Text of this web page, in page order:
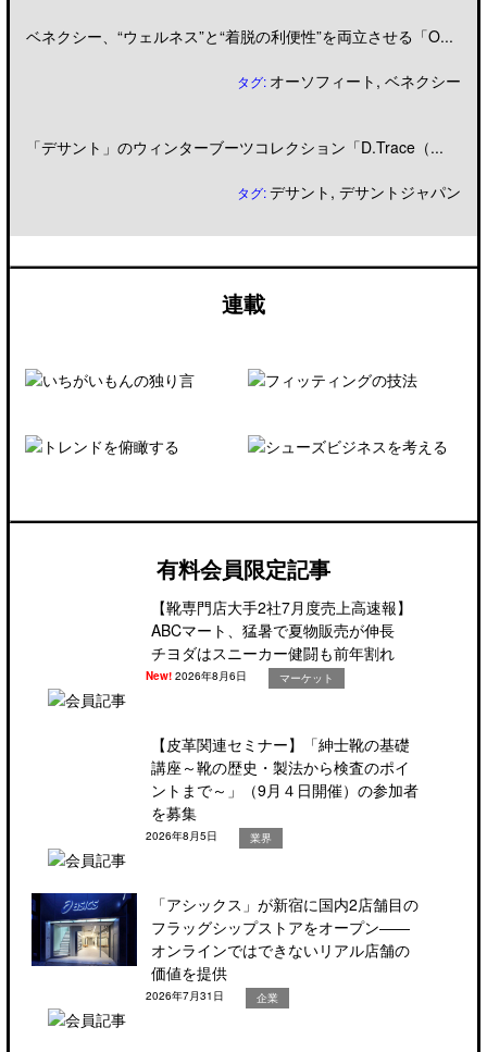
ベネクシー、“ウェルネス”と“着脱の利便性”を両立させる「O...
タグ: オーソフィート ,ベネクシー
「デサント」のウィンターブーツコレクション「D.Trace（...
タグ:デサント ,デサントジャパン
連載
有料会員限定記事
【靴専門店大手2社7月度売上高速報】
ABCマート、猛暑で夏物販売が伸長
チヨダはスニーカー健闘も前年割れ
New!2026年8月6日 マーケット
【皮革関連セミナー】「紳士靴の基礎
講座～靴の歴史・製法から検査のポイ
ントまで～」（9月４日開催）の参加者
を募集
2026年8月5日 業界
「アシックス」が新宿に国内2店舗目の
フラッグシップストアをオープン――
オンラインではできないリアル店舗の
価値を提供
2026年7月31日 企業